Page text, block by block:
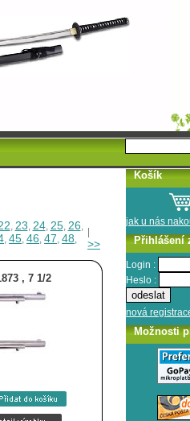
, 23, 24, 25, 26,
, 45, 46, 47, 48, >>
, 7 1/2
Košík
jak u nás
Přihlášení
Login :
Heslo :
nová
Možnosti